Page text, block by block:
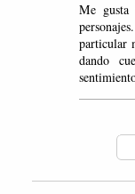
Me
particular
dando